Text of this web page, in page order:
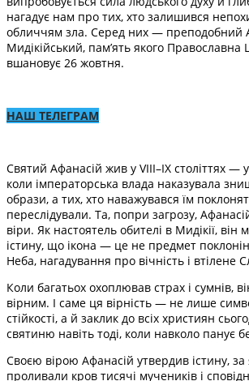
нагадує нам про тих, хто залишився
обличчям зла. Серед них — преподобний
Мидікійський, пам’ять якого Православна
вшановує 26 жовтня.
НАШ ТЕЛЕГРАМ
Святий Афанасій жив у VIII–IX століттях —
коли імператорська влада наказувала
образи, а тих, хто наважувався їм
переслідували. Та, попри загрозу,
віри. Як настоятель обителі в Мидікії,
істину, що ікона — це не предмет
Неба, нагадування про вічність і втілене
Коли багатьох охоплював страх і сумнів,
вірним. І саме ця вірність — не лише
стійкості, а й заклик до всіх християн
святиню навіть тоді, коли навколо панує
Своєю вірою Афанасій утвердив істину, за
проливали кров тисячі мучеників і